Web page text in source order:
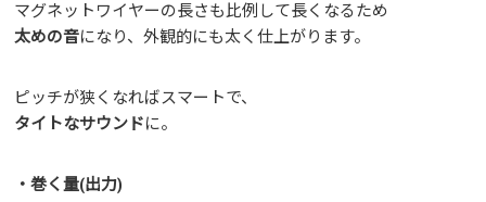
マグネットワイヤーの長さも比例して長くなるため
太めの音になり、外観的にも太く仕上がります。
ピッチが狭くなればスマートで、
タイトなサウンドに。
・巻く量(出力)